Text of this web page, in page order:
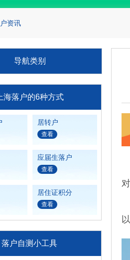
户资讯
导航类别
上海落户的6种方式
居转户
查看
应届生落户
查看
居住证积分
查看
落户自测小工具